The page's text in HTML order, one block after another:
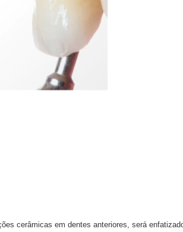
cerâmicas em dentes anteriores, será